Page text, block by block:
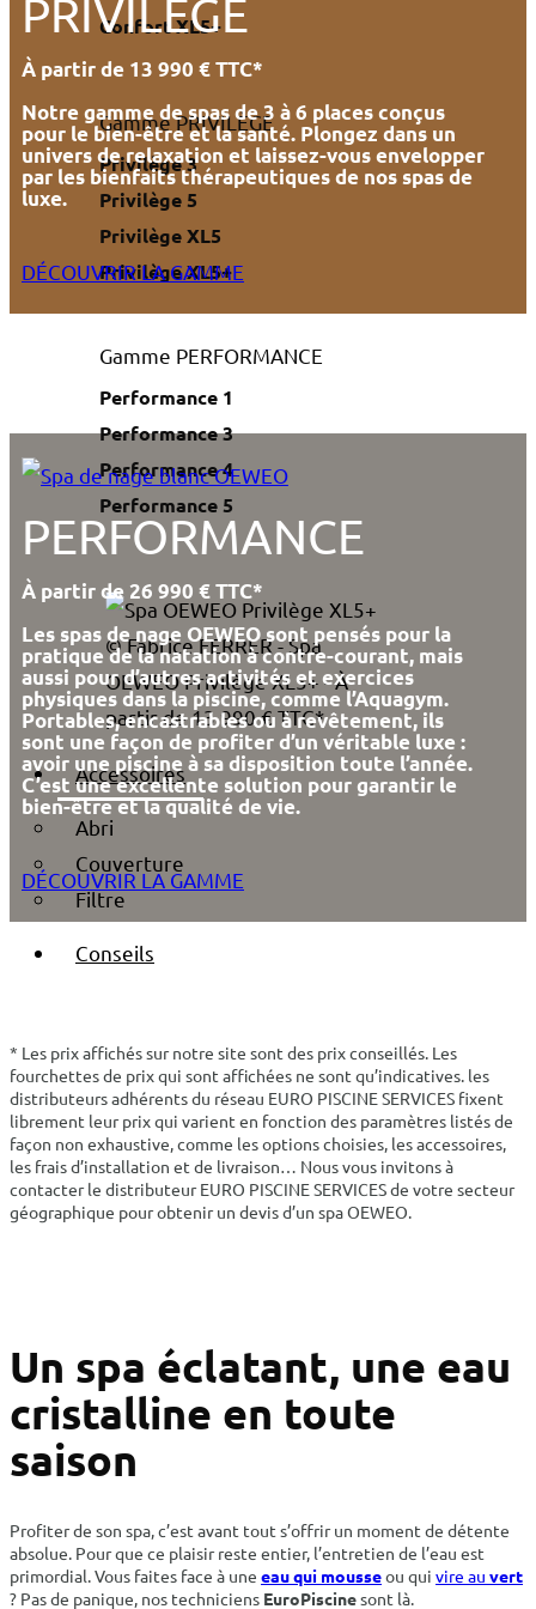
Confort XL5+
Gamme PRIVILÈGE
Privilège 3
Privilège 5
Privilège XL5
Privilège XL5+
Gamme PERFORMANCE
Performance 1
Performance 3
Performance 4
Performance 5
© Fabrice FERRER - Spa
OEWEO Privilège XL5+ - À
partir de 13 990 € TTC*
Accessoires
Abri
Couverture
Filtre
Conseils
PRIVILÈGE
À partir de 13 990 € TTC*
Notre gamme de spas de 3 à 6 places conçus
pour le bien-être et la santé. Plongez dans un
univers de relaxation et laissez-vous envelopper
par les bienfaits thérapeutiques de nos spas de
luxe.
DÉCOUVRIR LA GAMME
PERFORMANCE
À partir de 26 990 € TTC*
Les spas de nage OEWEO sont pensés pour la
pratique de la natation à contre-courant, mais
aussi pour d’autres activités et exercices
physiques dans la piscine, comme l’Aquagym.
Portables, encastrables ou à revêtement, ils
sont une façon de profiter d’un véritable luxe :
avoir une piscine à sa disposition toute l’année.
C’est une excellente solution pour garantir le
bien-être et la qualité de vie.
DÉCOUVRIR LA GAMME
* Les prix affichés sur notre site sont des prix conseillés. Les
fourchettes de prix qui sont affichées ne sont qu’indicatives. les
distributeurs adhérents du réseau EURO PISCINE SERVICES fixent
librement leur prix qui varient en fonction des paramètres listés de
façon non exhaustive, comme les options choisies, les accessoires,
les frais d’installation et de livraison… Nous vous invitons à
contacter le distributeur EURO PISCINE SERVICES de votre secteur
géographique pour obtenir un devis d’un spa OEWEO.
Un spa éclatant, une eau
cristalline en toute
saison
Profiter de son spa, c’est avant tout s’offrir un moment de détente
absolue. Pour que ce plaisir reste entier, l’entretien de l’eau est
primordial. Vous faites face à une eau qui mousseou qui vire au vert
? Pas de panique, nos techniciens EuroPiscinesont là.